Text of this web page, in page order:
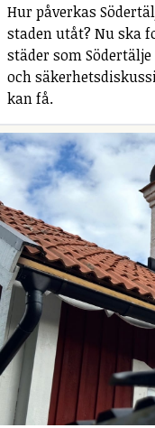
Hur påverkas
staden utåt? Nu ska
städer som
och
kan få.